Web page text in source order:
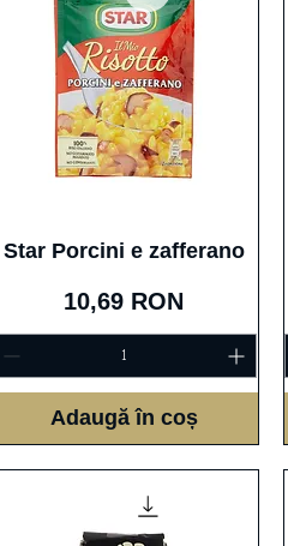
Afișare rapidă
Star Porcini e zafferano
Preț
10,69 RON
Adaugă în coș